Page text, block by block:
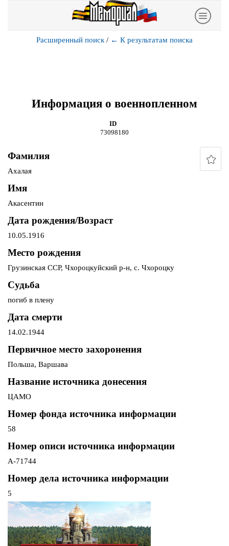
Расширенный поиск / ← К результатам поиска
Информация о военнопленном
ID
73098180
Фамилия
Ахалая
Имя
Акасентин
Дата рождения/Возраст
10.05.1916
Место рождения
Грузинская ССР, Чхороцкуйский р-н, с. Чхороцку
Судьба
погиб в плену
Дата смерти
14.02.1944
Первичное место захоронения
Польша, Варшава
Название источника донесения
ЦАМО
Номер фонда источника информации
58
Номер описи источника информации
A-71744
Номер дела источника информации
5